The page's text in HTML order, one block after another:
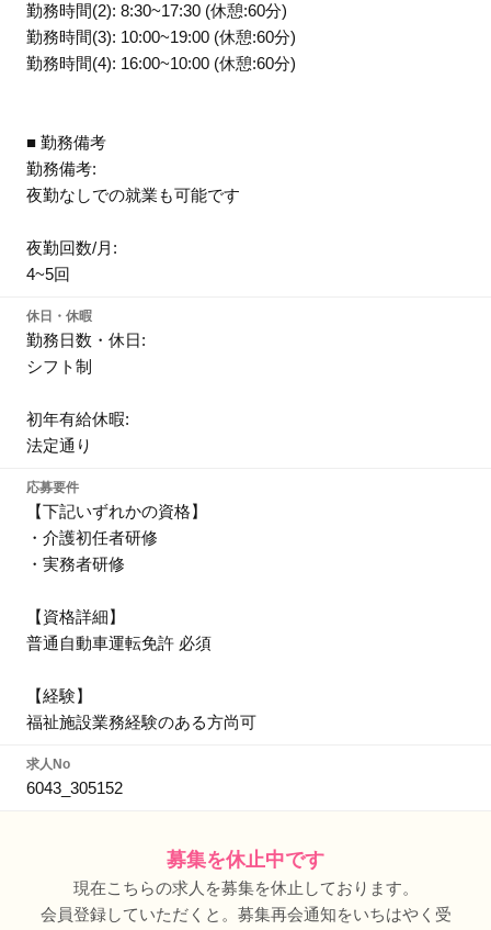
勤務時間(2): 8:30~17:30 (休憩:60分)
勤務時間(3): 10:00~19:00 (休憩:60分)
勤務時間(4): 16:00~10:00 (休憩:60分)
■ 勤務備考
勤務備考:
夜勤なしでの就業も可能です
夜勤回数/月:
4~5回
休日・休暇
勤務日数・休日:
シフト制
初年有給休暇:
法定通り
応募要件
【下記いずれかの資格】
・介護初任者研修
・実務者研修
【資格詳細】
普通自動車運転免許 必須
【経験】
福祉施設業務経験のある方尚可
求人No
6043_305152
募集を休止中です
現在こちらの求人を募集を休止しております。
会員登録していただくと。募集再会通知をいちはやく受